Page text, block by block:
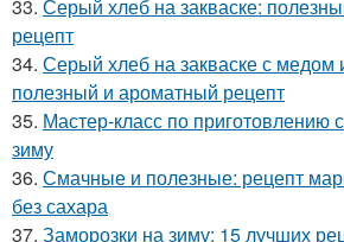
33. Серый хлеб на закваске:
рецепт
34. Серый хлеб на закваске с медом
полезный и ароматный рецепт
35. Мастер-класс по приготовлению
зиму
36. Смачные и полезные: рецепт
без сахара
37. Заморозки на зиму: 15 лучших